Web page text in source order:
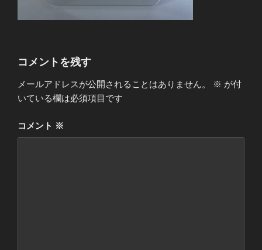
コメントを残す
メールアドレスが公開されることはありません。 ※ が付
いている欄は必須項目です
コメント ※